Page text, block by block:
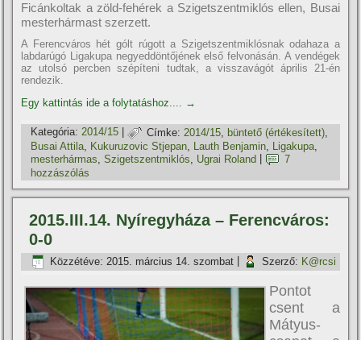
Ficánkoltak a zöld-fehérek a Szigetszentmiklós ellen, Busai
mesterhármast szerzett.
A Ferencváros hét gólt rúgott a Szigetszentmiklósnak odahaza a
labdarúgó Ligakupa negyeddöntőjének első felvonásán. A vendégek
az utolsó percben szépí­teni tudtak, a visszavágót április 21-én
rendezik.
Egy kattintás ide a folytatáshoz.... →
Kategória: 2014/15 | Címke: 2014/15 büntető (értékesí­tett)
Busai Attila, Kukuruzovic Stjepan, Lauth Benjamin, Ligakupa,
mesterhármas ,Szigetszentmiklós Ugrai Roland
7
hozzászólás
2015.III.14. Nyí­regyháza – Ferencváros:
0-0
Közzétéve: 2015. március 14. szombat Szerző: K@rcsi
Pontot
csent a
Mátyus-